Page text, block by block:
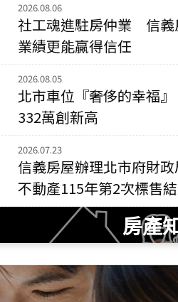
新北市永和區環河西路
115年07月 成交
央央
115年
小西華
115 年07 月 成交
捷豹
台北市中山區長春路
115年07月 成交
十泉十美
台北市北投區光明路
2026.08.06
社工魂進駐房仲業 信義
業績更能贏得信任
2026.08.05
北市車位『奢侈的幸福
332萬創新高
2026.07.23
信義房屋辦理北市府財
不動產115年第2次標售
房產